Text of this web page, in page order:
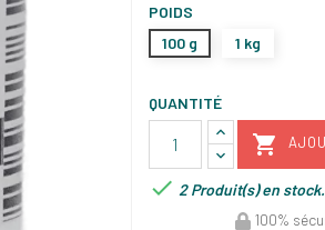
POIDS
100 g
1 kg
QUANTITÉ

 2 Produit(s) en stock.
100%